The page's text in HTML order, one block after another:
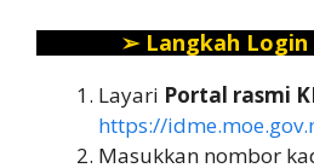
➢ Langkah Login
Layari Portal rasmi
https://
Masukkan nombor